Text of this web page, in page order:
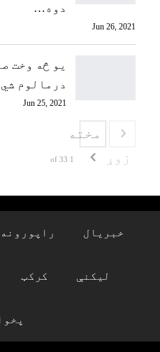
دوه…
Jun 26, 2021
یو څه وخت
درمالوم شي
Jun 25, 2021
زوړ
مخته
1 of 33
خبریال راپورونه
لیکنې کرکټ